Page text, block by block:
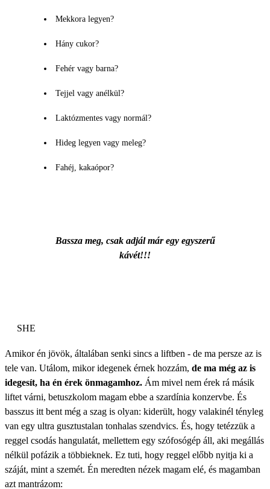
Mekkora legyen?
Hány cukor?
Fehér vagy barna?
Tejjel vagy anélkül?
Laktózmentes vagy normál?
Hideg legyen vagy meleg?
Fahéj, kakaópor?
Bassza meg, csak adjál már egy egyszerű
kávét!!!
SHE
Amikor én jövök, általában senki sincs a liftben - de ma persze az is
tele van. Utálom, mikor idegenek érnek hozzám, de ma még az is
idegesít, ha én érek önmagamhoz. Ám mivel nem érek rá másik
liftet várni, betuszkolom magam ebbe a szardínia konzervbe. És
basszus itt bent még a szag is olyan: kiderült, hogy valakinél tényleg
van egy ultra gusztustalan tonhalas szendvics. És, hogy tetézzük a
reggel csodás hangulatát, mellettem egy szófosógép áll, aki megállás
nélkül pofázik a többieknek. Ez tuti, hogy reggel előbb nyitja ki a
száját, mint a szemét. Én meredten nézek magam elé, és magamban
azt mantrázom: